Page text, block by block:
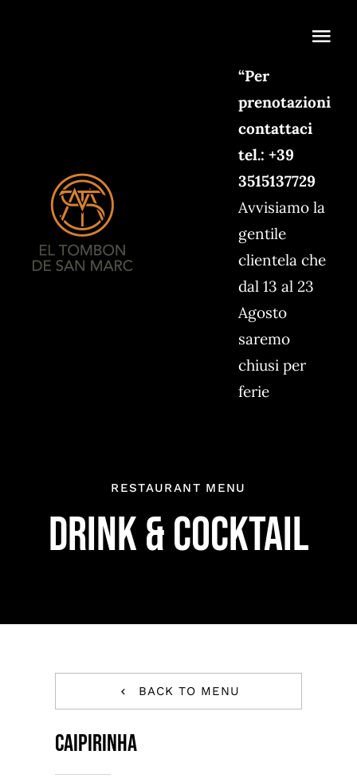
Gallery
“Per
prenotazioni
contattaci
tel.: +39
3515137729
Avvisiamo la
gentile
clientela che
dal 13 al 23
Agosto
saremo
chiusi per
ferie
RESTAURANT MENU
DRINK & COCKTAIL
BACK TO MENU
Caipirinha